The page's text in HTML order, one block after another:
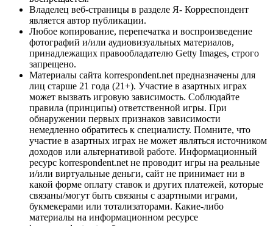
Владелец веб-страницы в разделе Я- Корреспондент
является автор публикации.
Любое копирование, перепечатка и воспроизведение
фотографий и/или аудиовизуальных материалов,
принадлежащих правообладателю Getty Images, строго
запрещено.
Материалы сайта korrespondent.net предназначены для
лиц старше 21 года (21+). Участие в азартных играх
может вызвать игровую зависимость. Соблюдайте
правила (принципы) ответственной игры. При
обнаружении первых признаков зависимости
немедленно обратитесь к специалисту. Помните, что
участие в азартных играх не может являться источником
доходов или альтернативой работе. Информационный
ресурс korrespondent.net не проводит игры на реальные
и/или виртуальные деньги, сайт не принимает ни в
какой форме оплату ставок и других платежей, которые
связаны/могут быть связаны с азартными играми,
букмекерами или тотализаторами. Какие-либо
материалы на информационном ресурсе